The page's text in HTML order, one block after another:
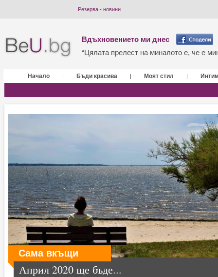
Резерва - новини
Вдъхновението ми днес
“Цялата прелест на миналото е, че е
Начало | Бъди красива | Моят стил |
Сама вкъщи
Април 2020 ще бъде...